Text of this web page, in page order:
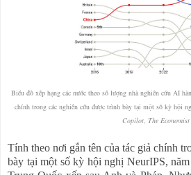
Biểu đồ xếp hạng các nước theo số lượng nhà nghiên cứu AI
chính trong các nghiên cứu được trình bày tại một số kỳ hội
Copilot, The Economist
Tính theo nơi gắn tên của tác giả chính
bày tại một số kỳ hội nghị NeurIPS,